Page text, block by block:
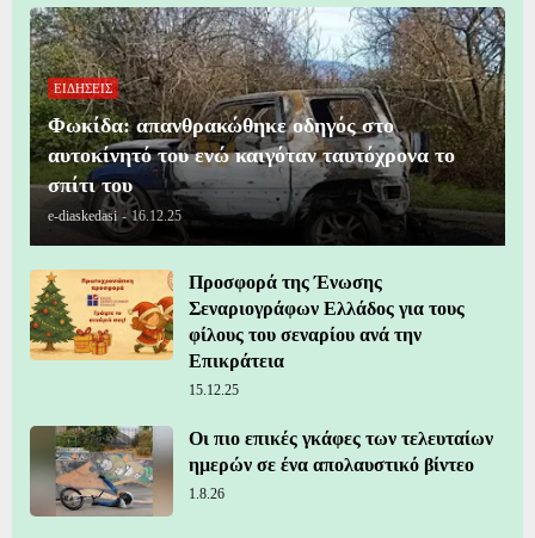
ΕΙΔΗΣΕΙΣ
Φωκίδα: απανθρακώθηκε οδηγός στο
αυτοκίνητό του ενώ καιγόταν ταυτόχρονα το
σπίτι του
e-diaskedasi - 16.12.25
Προσφορά της Ένωσης
Σεναριογράφων Ελλάδος για τους
φίλους του σεναρίου ανά την
Επικράτεια
15.12.25
Οι πιο επικές γκάφες των τελευταίων
ημερών σε ένα απολαυστικό βίντεο
1.8.26